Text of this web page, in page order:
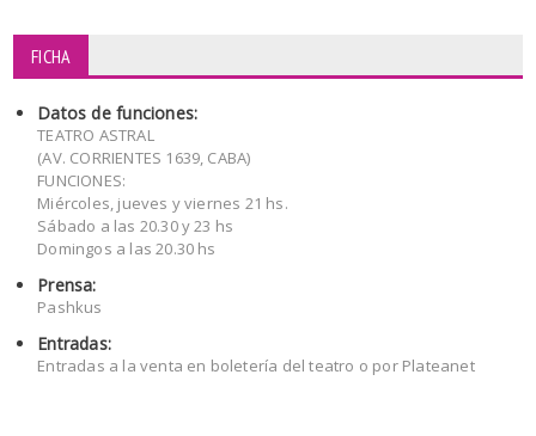
FICHA
Datos de funciones:
TEATRO ASTRAL
(AV. CORRIENTES 1639, CABA)
FUNCIONES:
Miércoles, jueves y viernes 21 hs.
Sábado a las 20.30 y 23 hs
Domingos a las 20.30 hs
Prensa:
Pashkus
Entradas:
Entradas a la venta en boletería del teatro o por Plateanet